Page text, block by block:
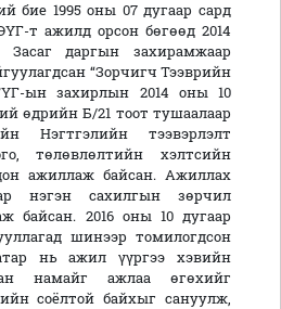
бие 1995 оны 07 дугаар сард
т ажилд орсон бөгөөд 2014
даргын захирамжаар
“Зорчигч Тээврийн
ын захирлын 2014 оны 10
өдрийн Б/21 тоот тушаалаар
Нэгтгэлийн тээвэрлэлт
төлөвлөлтийн хэлтсийн
ажиллаж байсан. Ажиллах
нэгэн сахилгын зөрчил
байсан. 2016 оны 10 дугаар
шинээр томилогдсон
нь ажил үүргээ хэвийн
намайг ажлаа өгөхийг
соёлтой байхыг сануулж,